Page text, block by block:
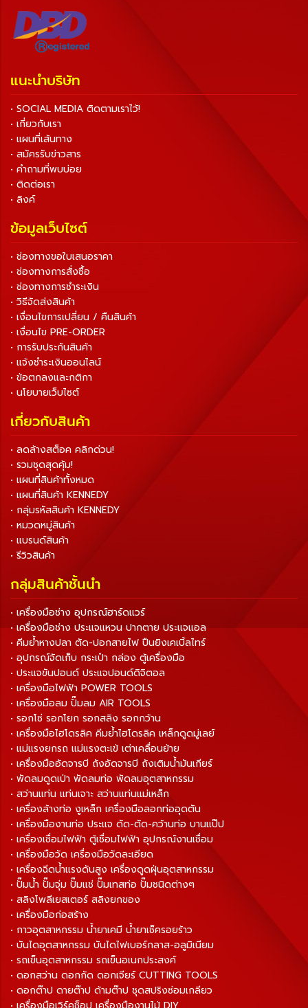
แนะนำบริษัท
• SOCIAL MEDIA ติดตามเราไว้!
• เกี่ยวกับเรา
• แผนที่เส้นทาง
• สมัครรับข่าวสาร
• คำถามที่พบบ่อย
• ติดต่อเรา
• ลิงค์
ข้อมูลเว็บไซต์
• ช่องทางขอใบเสนอราคา
• ช่องทางการสั่งซื้อ
• ช่องทางการชำระเงิน
• วิธีจัดส่งสินค้า
• เงื่อนไขการเปลี่ยน / คืนสินค้า
• เงื่อนไข PRE-ORDER
• การรับประกันสินค้า
• แจ้งชำระเงินออนไลน์
• ข้อตกลงและกติกา
• นโยบายเว็บไซต์
เกี่ยวกับสินค้า
• ลดล้างสต็อค คลิกด่วน!
• รวมชุดสุดคุ้ม!
• แผนที่สินค้าทั้งหมด
• แผนที่สินค้า KENNEDY
• กลุ่มรหัสสินค้า KENNEDY
• หมวดหมู่สินค้า
• แบรนด์สินค้า
• รีวิวสินค้า
กลุ่มสินค้าชั้นนำ
• เครื่องมือช่าง อุปกรณ์ฮาร์ดแวร์
• เครื่องมือช่าง ประแจแหวน ปากตาย ประแจแอล
• คีมย้ำหางปลา ตัด-ปอกสายไฟ ปืนยิงเคเบิ้ลไทร์
• อุปกรณ์จัดเก็บ กระเป๋า กล่อง ตู้เครื่องมือ
• ประแจขันปอนด์ ประแจปอนด์ดิจิตอล
• เครื่องมือไฟฟ้า POWER TOOLS
• เครื่องมือลม ปั๊มลม AIR TOOLS
• รอกโซ่ รอกโยก รอกสลิง รอกกว้าน
• เครื่องมือไฮโดรลิค คีมย้ำไฮโดรลิค เหล็กดูดมู่เลย์
• แม่แรงยกรถ แม่แรงตะเข้ เต่าเคลื่อนย้าย
• เครื่องมืออัดจารบี ถังอัดจารบี ถังเติมน้ำมันเกียร์
• พัดลมดูดเป่า พัดลมท่อ พัดลมอุตสาหกรรม
• สว่านแท่น แท่นเจาะ สว่านแท่นแม่เหล็ก
• เครื่องล้างท่อ งูเหล็ก เครื่องมือลอกท่ออุดตัน
• เครื่องมืองานท่อ ประแจ ดัด-ตัด-คว้านท่อ บานแป๊ป
• เครื่องเชื่อมไฟฟ้า ตู้เชื่อมไฟฟ้า อุปกรณ์งานเชื่อม
• เครื่องมือวัด เครื่องมือวัดละเอียด
• เครื่องฉีดน้ำแรงดันสูง เครื่องดูดฝุ่นอุตสาหกรรม
• ปั๊มน้ำ ปั๊มจุ่ม ปั๊มแช่ ปั๊มเทสท่อ ปั๊มชนิดต่างๆ
• สลิงโพลีเยสเตอร์ สลิงยกของ
• เครื่องมือก่อสร้าง
• กาวอุตสาหกรรม น้ำยาเคมี น้ำยาเช็ครอยร้าว
• บันไดอุตสาหกรรม บันไดไฟเบอร์กลาส-อลูมิเนียม
• รถเข็นอุตสาหกรรม รถเข็นอเนกประสงค์
• ดอกสว่าน ดอกกัด ดอกเจียร์ CUTTING TOOLS
• ดอกต๊าป ดายต๊าป ด้ามต๊าป ชุดสปริงซ่อมเกลียว